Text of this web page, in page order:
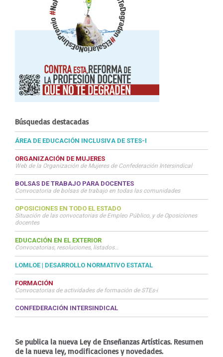
Búsquedas destacadas
ÁREA DE EDUCACIÓN INCLUSIVA DE STES-I
ORGANIZACIÓN DE MUJERES
Web de la Organización de Mujeres de Confederación Intersindical
BOLSAS DE TRABAJO PARA DOCENTES
Convocatoria de bolsas de trabajo en todas las comunidades
OPOSICIONES EN TODO EL ESTADO
Situación de las convocatorias de Empleo Público, y de Oposiciones
docentes
EDUCACIÓN EN EL EXTERIOR
Convocatorias, resoluciones, listados…
LOMLOE | DESARROLLO NORMATIVO ESTATAL
FORMACIÓN
Convocatorias de actividades de formación de STEs-i
CONFEDERACIÓN INTERSINDICAL
Se publica la nueva Ley de Enseñanzas Artísticas. Resumen
de la nueva ley, modificaciones y novedades.